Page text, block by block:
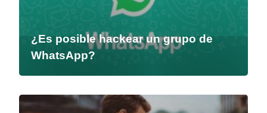
¿Es posible hackear un grupo de
WhatsApp?